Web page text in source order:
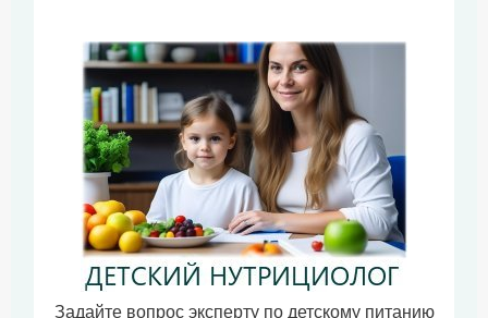
Задайте вопрос эксперту по детскому питанию